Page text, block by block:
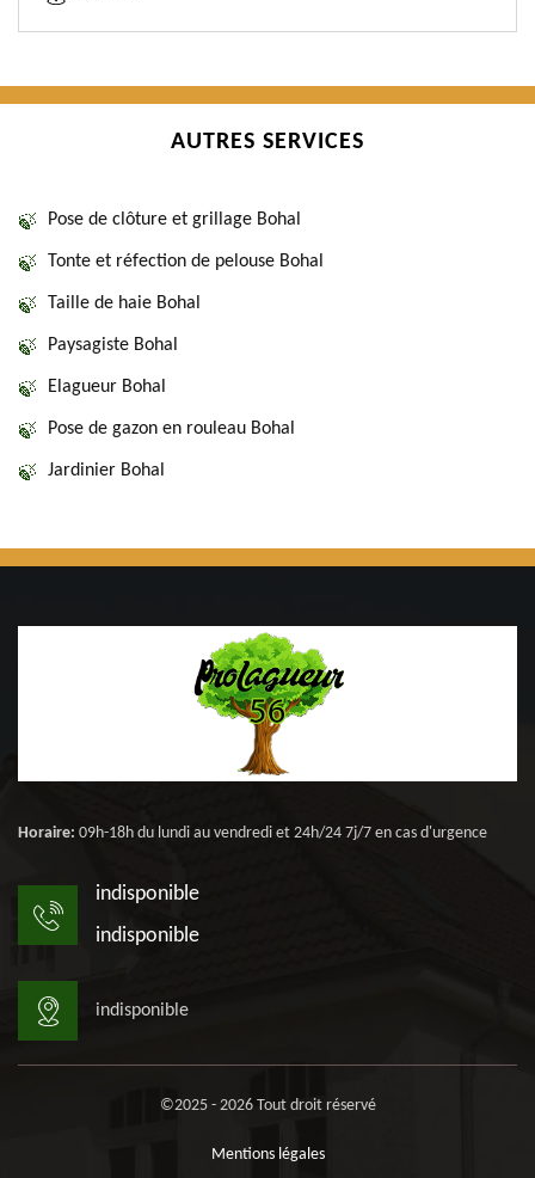
AUTRES SERVICES
Pose de clôture et grillage Bohal
Tonte et réfection de pelouse Bohal
Taille de haie Bohal
Paysagiste Bohal
Elagueur Bohal
Pose de gazon en rouleau Bohal
Jardinier Bohal
Horaire: 09h-18h du lundi au vendredi et 24h/24 7j/7 en cas d'urgence
indisponible
indisponible
indisponible
©2025 - 2026 Tout droit réservé
Mentions légales